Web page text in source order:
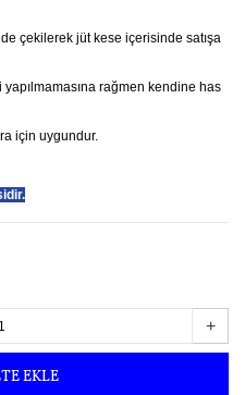
çekilerek jüt kese içerisinde satışa
rağmen kendine has
için uygundur.
+
EKLE